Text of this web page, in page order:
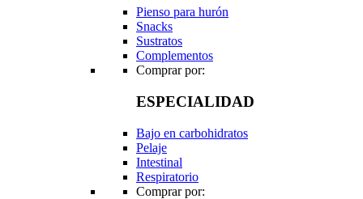
Pienso para hurón
Snacks
Sustratos
Complementos
Comprar por:
ESPECIALIDAD
Bajo en carbohidratos
Pelaje
Intestinal
Respiratorio
Comprar por: